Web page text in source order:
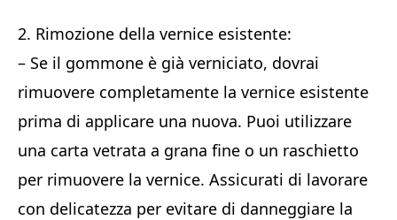
2. Rimozione della vernice esistente:
– Se il gommone è già verniciato, dovrai
rimuovere completamente la vernice esistente
prima di applicare una nuova. Puoi utilizzare
una carta vetrata a grana fine o un raschietto
per rimuovere la vernice. Assicurati di lavorare
con delicatezza per evitare di danneggiare la